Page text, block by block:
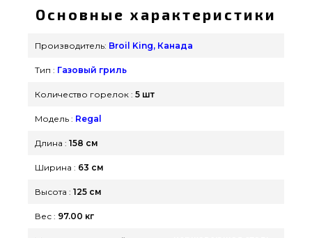
Канада по выгодной стоимости всего 129 900
грн. в каталоге грилей grillpoint.com.ua Взгляните
и купите также Газовые грили в каталоге
сейчас нашим сотрудникам по номеру (098) 333-
26-55 и мы оперативно привезем покупателям
Основные характеристики
Производитель: Broil King, Канада
Тип : Газовый гриль
Количество горелок : 5 шт
Модель : Regal
Длина : 158 см
Ширина : 63 см
Высота : 125 см
Вес : 97.00 кг